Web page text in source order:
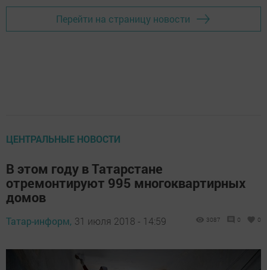
Перейти на страницу новости
ЦЕНТРАЛЬНЫЕ НОВОСТИ
В этом году в Татарстане
отремонтируют 995 многоквартирных
домов
Татар-информ, 31 июля 2018 - 14:59 3087 0 0